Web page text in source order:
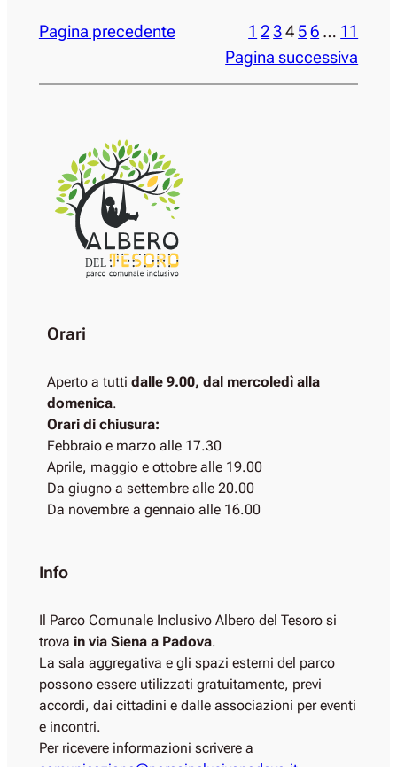
Pagina precedente 1 234 56 … 11
Pagina successiva
DEL
Orari
Aperto a tutti dalle 9.00, dal mercoledì alla
domenica.
Orari di chiusura:
Febbraio e marzo alle 17.30
Aprile, maggio e ottobre alle 19.00
Da giugno a settembre alle 20.00
Da novembre a gennaio alle 16.00
Info
Il Parco Comunale Inclusivo Albero del Tesoro si
trova in via Siena a Padova.
La sala aggregativa e gli spazi esterni del parco
possono essere utilizzati gratuitamente, previ
accordi, dai cittadini e dalle associazioni per eventi
e incontri.
Per ricevere informazioni scrivere a